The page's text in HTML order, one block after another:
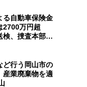
る自動車保険金
2700万円超
検、捜査本部解
ど行う岡山市の
業廃棄物を適